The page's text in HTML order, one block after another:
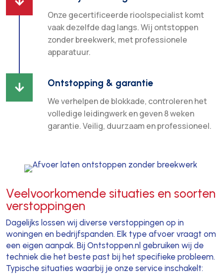
Onze gecertificeerde rioolspecialist komt
vaak dezelfde dag langs. Wij ontstoppen
zonder breekwerk, met professionele
apparatuur.
 Ontstopping & garantie
We verhelpen de blokkade, controleren het
volledige leidingwerk en geven 8 weken
garantie. Veilig, duurzaam en professioneel.
Veelvoorkomende situaties en soorten
verstoppingen
Dagelijks lossen wij diverse verstoppingen op in
woningen en bedrijfspanden. Elk type afvoer vraagt om
een eigen aanpak. Bij Ontstoppen.nl gebruiken wij de
techniek die het beste past bij het specifieke probleem.
Typische situaties waarbij je onze service inschakelt: